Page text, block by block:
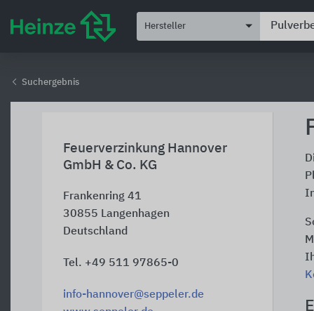
Hersteller
Suchergebnis
Feuerverzinkung Hannover
GmbH & Co. KG
Frankenring 41
30855 Langenhagen
Deutschland
Tel. +49 511 97865-0
info-hannover@seppeler.de